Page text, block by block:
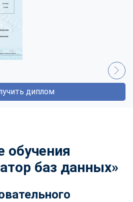
диплом
обучения
баз данных»